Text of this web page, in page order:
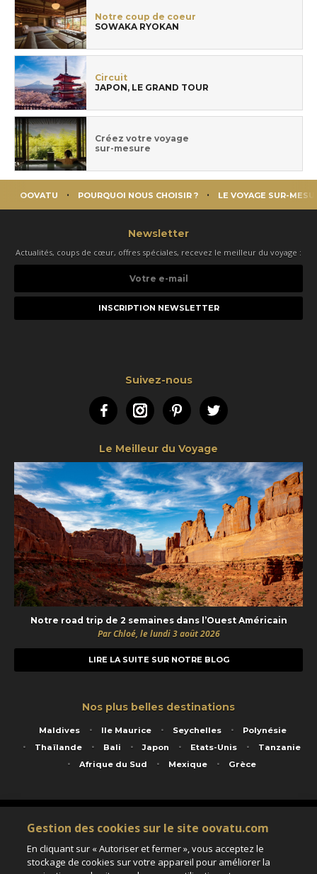
Notre coup de coeur
SOWAKA RYOKAN
Circuit
JAPON, LE GRAND TOUR
Créez votre voyage
sur-mesure
OOVATU POURQUOI NOUS CHOISIR ? LE VOYAGE SUR-
Newsletter
Actualités, coups de cœur, offres spéciales, recevez le meilleur du voyage :
e-
Suivez-nous
FacebookInstagramPinterestTwitter
Le Meilleur du Voyage
Notre road trip de 2 semaines dans l’Ouest Américain
Par Chloé, le lundi 3 août 2026
LIRE LA SUITE SUR NOTRE BLOG
Nos plus belles destinations
Maldives Ile Maurice Seychelles
Polynésie
Thaïlande
Bali Japon Etats-Unis
Tanzanie
Afrique du Sud
Mexique Grèce
Service animé par Nautil Voyages - 22 rue Georges Picquart 75017 Paris - S.A.S
au capital de 155 696 euros - RCS Paris B 423 671 973 - Code APE 7911Z
Matricule Atout France IM075100020 - Garantie financière Groupama - Agrément IATA
Assurance responsabilité civile et professionnelle HISCOX RCP0081066
Gestion des cookies sur le site oovatu.com
En cliquant sur « Autoriser et fermer », vous acceptez le
stockage de cookies sur votre appareil pour améliorer la